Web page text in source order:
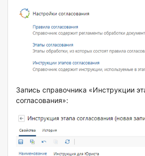
Запись справочника «Инструкции
согласования»: